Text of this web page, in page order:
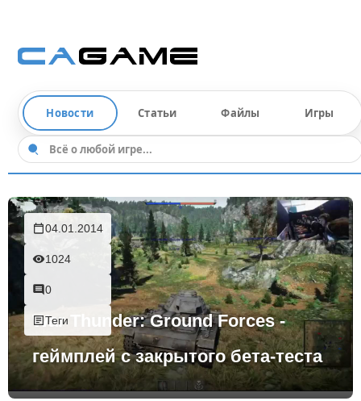
Новости Статьи Файлы Игры
04.01.2014
1024
0
Теги
War Thunder: Ground Forces -
геймплей с закрытого бета-теста